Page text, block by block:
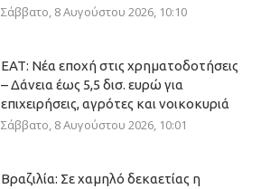
Σάββατο, 8 Αυγούστου 2026, 10:10
ΕΑΤ: Νέα εποχή στις χρηματοδοτήσεις
– Δάνεια έως 5,5 δισ. ευρώ για
επιχειρήσεις, αγρότες και νοικοκυριά
Σάββατο, 8 Αυγούστου 2026, 10:01
Βραζιλία: Σε χαμηλό δεκαετίας η